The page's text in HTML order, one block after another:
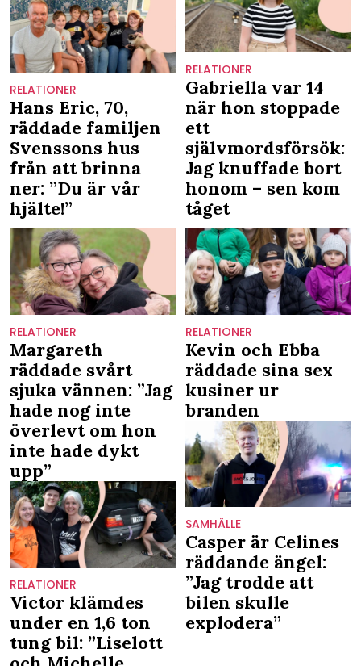
RELATIONER
Hans Eric, 70,
räddade familjen
Svenssons hus
från att brinna
ner: ”Du är vår
hjälte!”
RELATIONER
Gabriella var 14
när hon stoppade
ett
självmordsförsök:
Jag knuffade bort
honom – sen kom
tåget
RELATIONER
Margareth
räddade svårt
sjuka vännen: ”Jag
hade nog inte
överlevt om hon
inte hade dykt
upp”
RELATIONER
Victor klämdes
under en 1,6 ton
tung bil: ”Liselott
RELATIONER
Kevin och Ebba
räddade sina sex
kusiner ur
branden
SAMHÄLLE
Casper är Celines
räddande ängel:
”Jag trodde att
bilen skulle
explodera”